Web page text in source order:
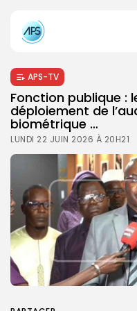
APS-TV
Fonction publique :
déploiement de
biométrique …
LUNDI 22 JUIN 2026 À 20H21